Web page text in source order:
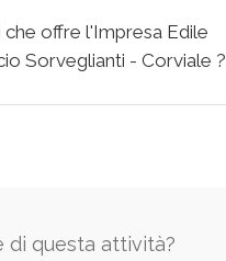
che offre l'Impresa Edile
Sorveglianti - Corviale ?
di questa attività?